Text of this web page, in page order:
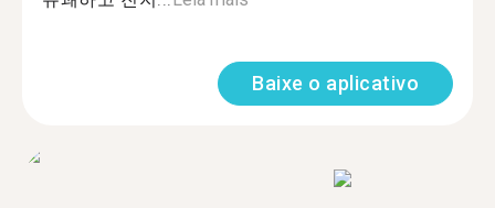
Baixe o aplicativo